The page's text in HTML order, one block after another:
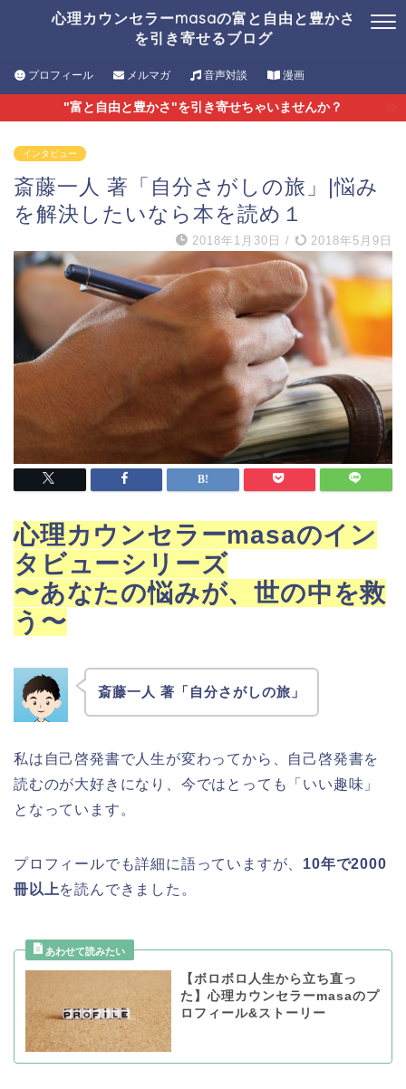
心理カウンセラーmasaの富と自由と豊かさ
を引き寄せるブログ
プロフィール メルマガ 音声対談 漫画
"富と自由と豊かさ"を引き寄せちゃいませんか？
インタビュー
斎藤一人 著「自分さがしの旅」|悩み
を解決したいなら本を読め１
2018年1月30日 / 2018年5月9日
心理カウンセラーmasaのイン
タビューシリーズ
〜あなたの悩みが、世の中を救
う〜
斎藤一人 著「自分さがしの旅」
私は自己啓発書で人生が変わってから、自己啓発書を
読むのが大好きになり、今ではとっても「いい趣味」
となっています。
プロフィールでも詳細に語っていますが、 10年で2000
冊以上を読んできました。
【ボロボロ人生から立ち直っ
た】心理カウンセラーmasaのプ
ロフィール&ストーリー